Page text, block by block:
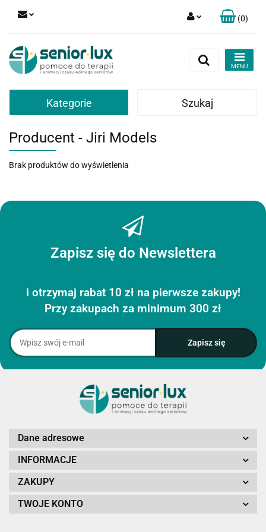
Zarejestruj się
Zgody cookies
(0)
Kategorie Szukaj
Producent - Jiri Models
Brak produktów do wyświetlenia
Zapisz się do Newslettera
i otrzymaj rabat 10 zł na pierwsze zakupy!
Przy zakupach za minimum 300 zł
Dane adresowe
INFORMACJE
ZAKUPY
TWOJE KONTO